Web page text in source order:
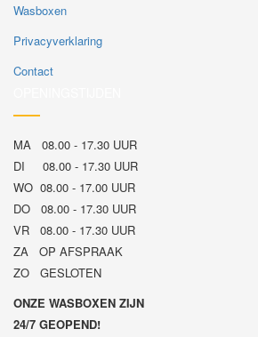
Wasboxen
Privacyverklaring
Contact
MA 08.00 - 17.30 UUR
DI 08.00 - 17.30 UUR
WO 08.00 - 17.00 UUR
DO 08.00 - 17.30 UUR
VR 08.00 - 17.30 UUR
ZA OP AFSPRAAK
ZO GESLOTEN
ONZE WASBOXEN ZIJN
24/7 GEOPEND!